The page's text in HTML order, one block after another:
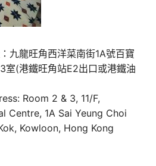
九龍旺角西洋菜南街1A號百寶
室(港鐵旺角站E2出口或港鐵油
Room 2 & 3, 11/F,
Centre, 1A Sai Yeung Choi
Kowloon, Hong Kong